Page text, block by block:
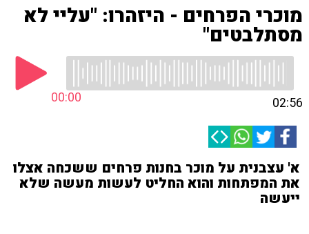
מוכרי הפרחים - היזהרו: "עליי לא
מסתלבטים"
00:00 02:56
א' עצבנית על מוכר בחנות פרחים ששכחה אצלו
את המפתחות והוא החליט לעשות מעשה שלא
ייעשה